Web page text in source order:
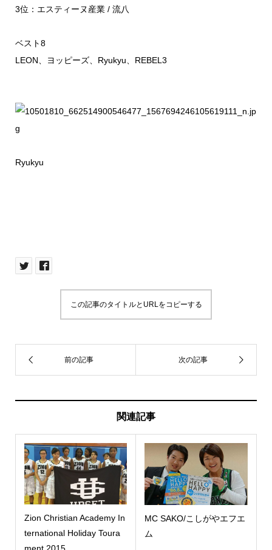
3位：エスティーヌ産業 / 流八
ベスト8
LEON、ヨッピーズ、Ryukyu、REBEL3
Ryukyu
この記事のタイトルとURLをコピーする
関連記事
Zion Christian Academy In
ternational Holiday Toura
MC SAKO/こしがやエフエ
ム